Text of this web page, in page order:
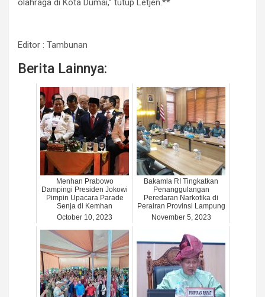
olahraga di Kota Dumai,” tutup Letjen.**
Editor : Tambunan
Berita Lainnya:
Menhan Prabowo
Dampingi Presiden Jokowi
Pimpin Upacara Parade
Senja di Kemhan
October 10, 2023
Bakamla RI Tingkatkan
Penanggulangan
Peredaran Narkotika di
Perairan Provinsi Lampung
November 5, 2023